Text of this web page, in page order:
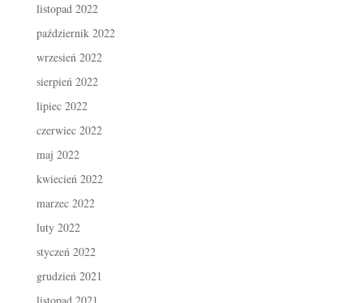
listopad 2022
październik 2022
wrzesień 2022
sierpień 2022
lipiec 2022
czerwiec 2022
maj 2022
kwiecień 2022
marzec 2022
luty 2022
styczeń 2022
grudzień 2021